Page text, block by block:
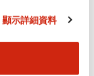
顯示詳細資料